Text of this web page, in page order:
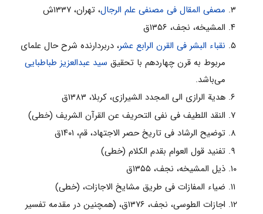
مصفی المقال فی مصنفی علم الرجال، تهران، ۱۳۳۷ش
المشیخه، نجف، ۱۳۵۶ق
نقباء البشر فی القرن الرابع عشر، دربردارنده شرح حال علماى
مربوط به قرن چهاردهم با تحقيق سید عبدالعزیز طباطبایی
مى‌باشد.
هدیة الرازی الی المجدد الشیرازی، کربلا، ۱۳۸۳ق
النقد اللطیف فی نفی التحریف عن القرآن الشریف (خطی)
توضیح الرشاد فی تاریخ حصر الاجتهاد، قم، ۱۴۰۱ق
تفنید قول العوام بقدم الکلام (خطی)
ذیل المشیخه، نجف، ۱۳۵۵ق
ضیاء المفازات فی طریق مشایخ ‌الاجازات، (خطی)
اجازات الطوسی، نجف، ۱۳۷۶ق، (همچنین در مقدمه تفسیر‌